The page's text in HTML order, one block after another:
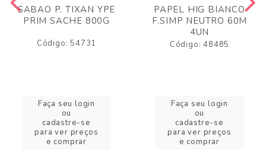
SABAO P. TIXAN YPE
PRIM SACHE 800G
Código: 54731
Faça seu login
ou
cadastre-se
para ver preços
e comprar
PAPEL HIG BIANCO
F.SIMP NEUTRO 60M
4UN
Código: 48485
Faça seu login
ou
cadastre-se
para ver preços
e comprar